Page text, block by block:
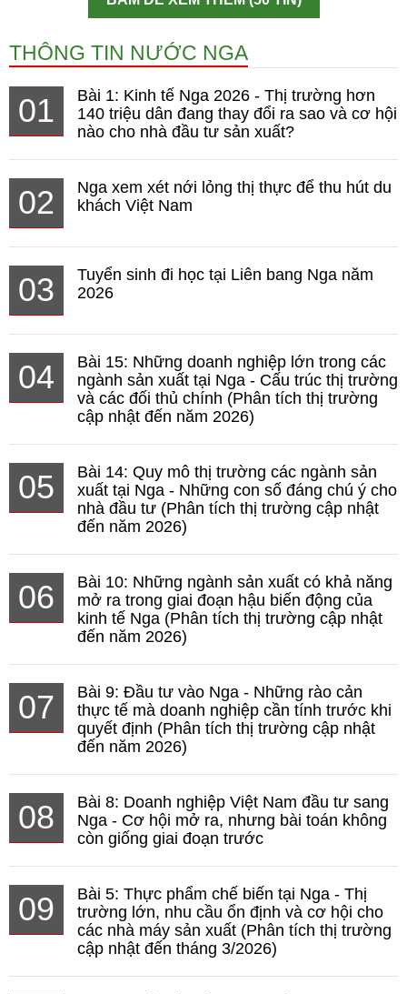
THÔNG TIN NƯỚC NGA
01
Bài 1: Kinh tế Nga 2026 - Thị trường hơn
140 triệu dân đang thay đổi ra sao và cơ hội
nào cho nhà đầu tư sản xuất?
02
Nga xem xét nới lỏng thị thực để thu hút du
khách Việt Nam
03
Tuyển sinh đi học tại Liên bang Nga năm
2026
04
Bài 15: Những doanh nghiệp lớn trong các
ngành sản xuất tại Nga - Cấu trúc thị trường
và các đối thủ chính (Phân tích thị trường
cập nhật đến năm 2026)
05
Bài 14: Quy mô thị trường các ngành sản
xuất tại Nga - Những con số đáng chú ý cho
nhà đầu tư (Phân tích thị trường cập nhật
đến năm 2026)
06
Bài 10: Những ngành sản xuất có khả năng
mở ra trong giai đoạn hậu biến động của
kinh tế Nga (Phân tích thị trường cập nhật
đến năm 2026)
07
Bài 9: Đầu tư vào Nga - Những rào cản
thực tế mà doanh nghiệp cần tính trước khi
quyết định (Phân tích thị trường cập nhật
đến năm 2026)
08
Bài 8: Doanh nghiệp Việt Nam đầu tư sang
Nga - Cơ hội mở ra, nhưng bài toán không
còn giống giai đoạn trước
09
Bài 5: Thực phẩm chế biến tại Nga - Thị
trường lớn, nhu cầu ổn định và cơ hội cho
các nhà máy sản xuất (Phân tích thị trường
cập nhật đến tháng 3/2026)